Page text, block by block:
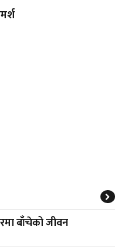
बाँचेको जीवन